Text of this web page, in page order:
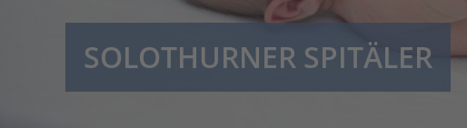
SOLOTHURNER SPITÄLER